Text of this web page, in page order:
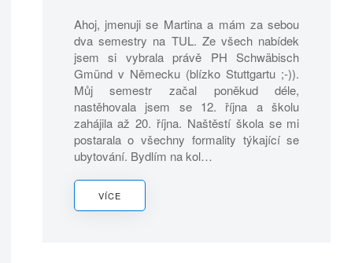
Ahoj, jmenuji se Martina a mám za sebou
dva semestry na TUL. Ze všech nabídek
jsem si vybrala právě PH Schwäbisch
Gmünd v Německu (blízko Stuttgartu ;-)).
Můj semestr začal poněkud déle,
nastěhovala jsem se 12. října a školu
zahájila až 20. října. Naštěstí škola se mi
postarala o všechny formality týkající se
ubytování. Bydlím na kol…
VÍCE